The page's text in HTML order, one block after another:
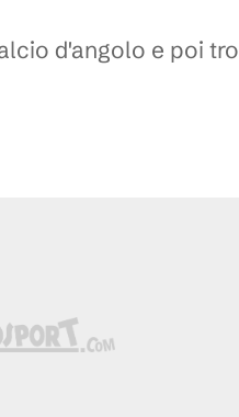
d'angolo e poi